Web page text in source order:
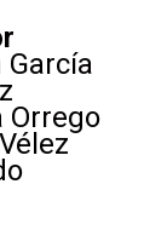
Orrego